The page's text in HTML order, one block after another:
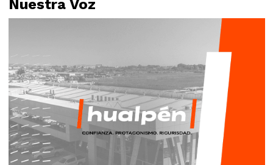
Identidad visual
Naming
Relato
Nuestra Voz